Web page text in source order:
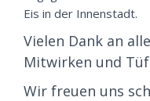
Eis in der Innenstadt.
Vielen Dank an
Mitwirken und
Wir freuen uns